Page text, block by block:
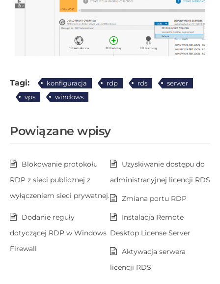
Tagi: konfiguracja rdp rds
serwer
vps
windows
Powiązane wpisy
Blokowanie protokołu
RDP z sieci publicznej z
wyłączeniem sieci prywatnej.
Uzyskiwanie dostępu do
administracyjnej licencji RDS
Zmiana portu RDP
Dodanie reguły
dotyczącej RDP w Windows
Firewall
Instalacja Remote
Desktop License Server
Aktywacja serwera
licencji RDS